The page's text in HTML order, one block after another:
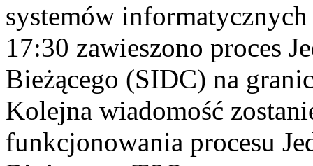
systemów
17:30 zawieszono proces
Bieżącego (SIDC) na
Kolejna wiadomość
funkcjonowania procesu